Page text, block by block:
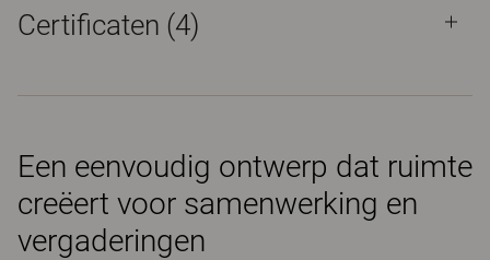
Certificaten (4)
Een eenvoudig ontwerp dat ruimte
creëert voor samenwerking en
vergaderingen